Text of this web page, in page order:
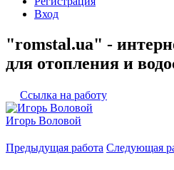
Вход
"romstal.ua" -
для отопления и
Ссылка на работу
Игорь Воловой
Предыдущая работа Следующая